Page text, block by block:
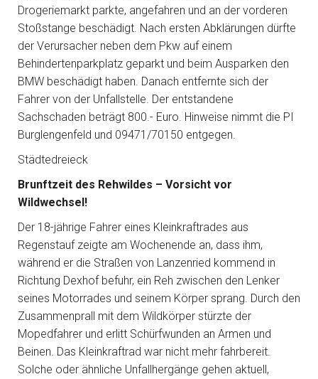
Drogeriemarkt parkte, angefahren und an der vorderen
Stoßstange beschädigt. Nach ersten Abklärungen dürfte
der Verursacher neben dem Pkw auf einem
Behindertenparkplatz geparkt und beim Ausparken den
BMW beschädigt haben. Danach entfernte sich der
Fahrer von der Unfallstelle. Der entstandene
Sachschaden beträgt 800.- Euro. Hinweise nimmt die PI
Burglengenfeld und 09471/70150 entgegen.
Städtedreieck
Brunftzeit des Rehwildes – Vorsicht vor
Wildwechsel!
Der 18-jährige Fahrer eines Kleinkraftrades aus
Regenstauf zeigte am Wochenende an, dass ihm,
während er die Straßen von Lanzenried kommend in
Richtung Dexhof befuhr, ein Reh zwischen den Lenker
seines Motorrades und seinem Körper sprang. Durch den
Zusammenprall mit dem Wildkörper stürzte der
Mopedfahrer und erlitt Schürfwunden an Armen und
Beinen. Das Kleinkraftrad war nicht mehr fahrbereit.
Solche oder ähnliche Unfallhergänge gehen aktuell,